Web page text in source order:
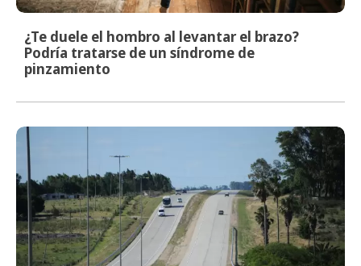
¿Te duele el hombro al levantar el brazo?
Podría tratarse de un síndrome de
pinzamiento